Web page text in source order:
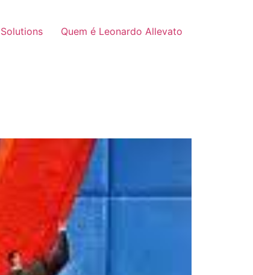
Quem é Leonardo Allevato